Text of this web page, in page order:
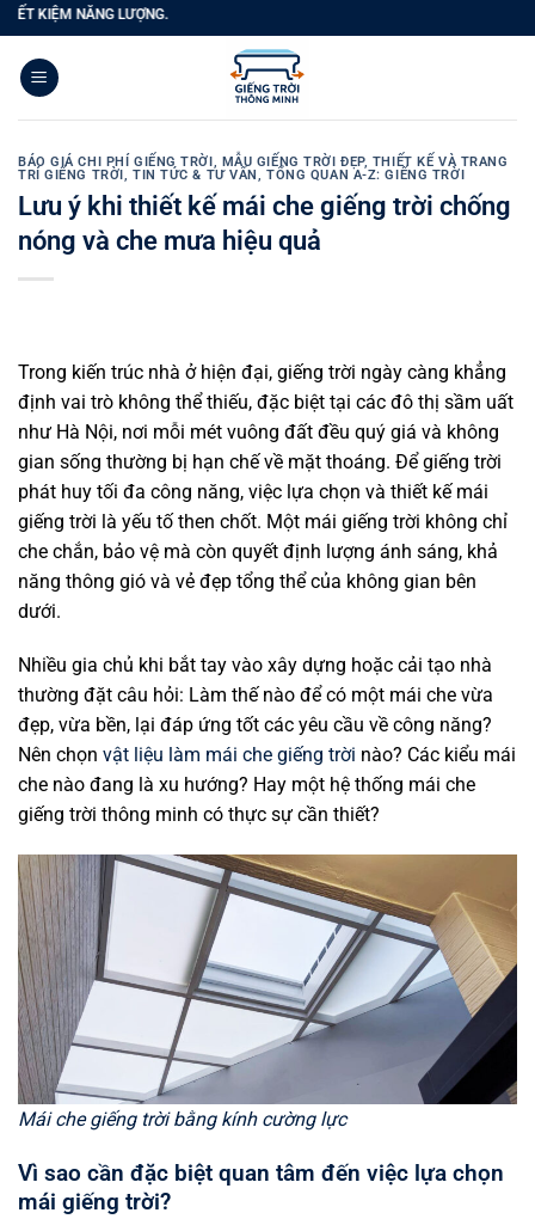
Bỏ
qua
nội
dung
LƯỢNG.
BÁO GIÁ CHI PHÍ GIẾNG TRỜI, MẪU GIẾNG TRỜI ĐẸP, THIẾT KẾ VÀ TRANG
TRÍ GIẾNG TRỜI, TIN TỨC & TƯ VẤN,TỔNG QUAN A-Z: GIẾNG TRỜI
Lưu ý khi thiết kế mái che giếng trời chống
nóng và che mưa hiệu quả
Trong kiến trúc nhà ở hiện đại, giếng trời ngày càng khẳng
định vai trò không thể thiếu, đặc biệt tại các đô thị sầm uất
như Hà Nội, nơi mỗi mét vuông đất đều quý giá và không
gian sống thường bị hạn chế về mặt thoáng. Để giếng trời
phát huy tối đa công năng, việc lựa chọn và thiết kế mái
giếng trời là yếu tố then chốt. Một mái giếng trời không chỉ
che chắn, bảo vệ mà còn quyết định lượng ánh sáng, khả
năng thông gió và vẻ đẹp tổng thể của không gian bên
dưới.
Nhiều gia chủ khi bắt tay vào xây dựng hoặc cải tạo nhà
thường đặt câu hỏi: Làm thế nào để có một mái che vừa
đẹp, vừa bền, lại đáp ứng tốt các yêu cầu về công năng?
Nên chọn vật liệu làm mái che giếng trời nào? Các kiểu mái
che nào đang là xu hướng? Hay một hệ thống mái che
giếng trời thông minh có thực sự cần thiết?
Mái che giếng trời bằng kính cường lực
Vì sao cần đặc biệt quan tâm đến việc lựa chọn
mái giếng trời?